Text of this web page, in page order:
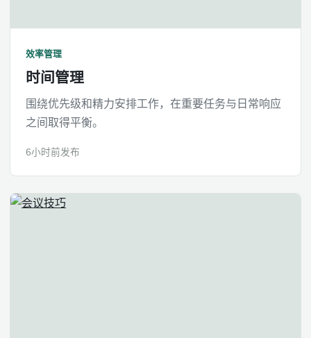
效率管理
时间管理
围绕优先级和精力安排工作，在重要任务与日常响应
之间取得平衡。
6小时前发布